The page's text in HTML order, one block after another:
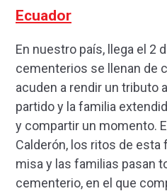
Ecuador
En nuestro país, llega el 2
cementerios se llenan de
acuden a rendir un tributo
partido y la familia
y compartir un momento.
Calderón, los ritos de esta
misa y las familias pasan
cementerio, en el que